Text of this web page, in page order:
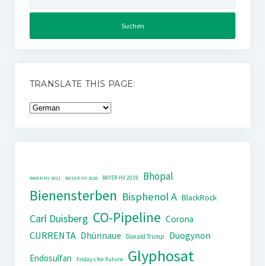
TRANSLATE THIS PAGE:
BAYER HV 2011 BAYER HV 2018 BAYER HV 2019 Bhopal
Bienensterben Bisphenol A BlackRock
Carl Duisberg CO-Pipeline Corona
CURRENTA Dhünnaue Donald Trump
Duogynon
Endosulfan
Fridays for Future Glyphosat